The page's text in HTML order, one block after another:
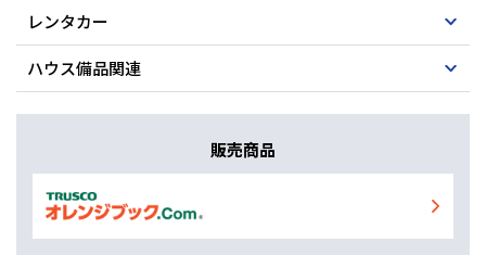
レンタカー
ハウス備品関連
販売商品